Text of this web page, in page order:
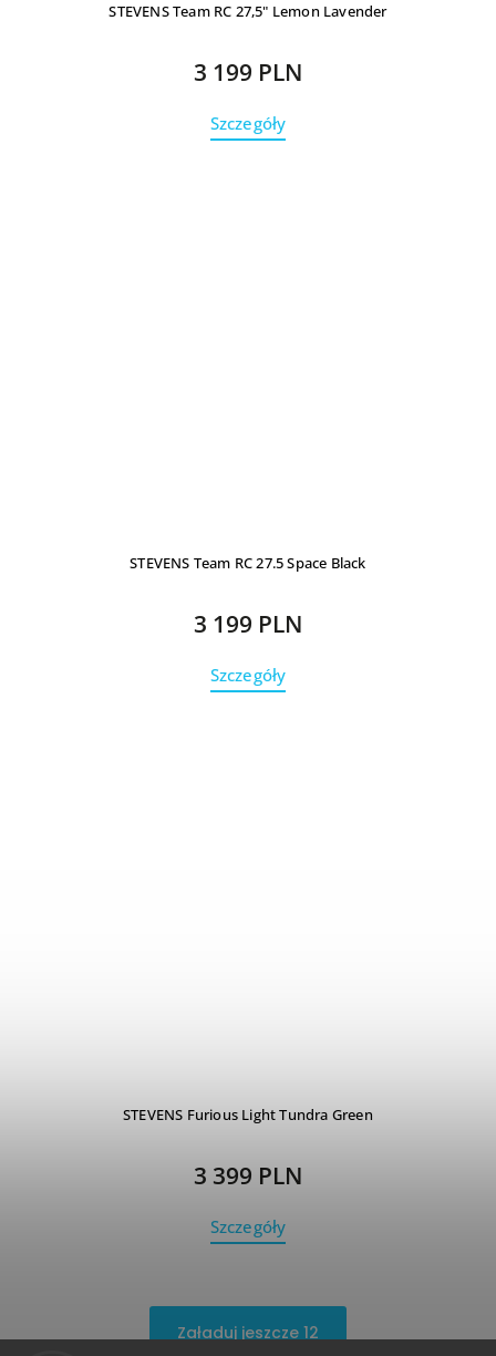
STEVENS Team RC 27,5" Lemon Lavender
3 199 PLN
Szczegóły
STEVENS Team RC 27.5 Space Black
3 199 PLN
Szczegóły
STEVENS Furious Light Tundra Green
3 399 PLN
Szczegóły
Załaduj jeszcze 12